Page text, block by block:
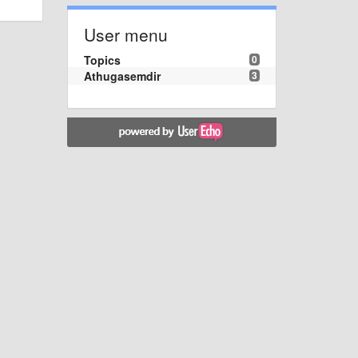
User menu
0
Topics
3
Athugasemdir